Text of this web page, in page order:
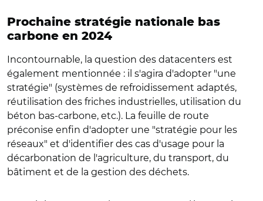
Prochaine stratégie nationale bas
carbone en 2024
Incontournable, la question des datacenters est
également mentionnée : il s'agira d'adopter "une
stratégie" (systèmes de refroidissement adaptés,
réutilisation des friches industrielles, utilisation du
béton bas-carbone, etc.). La feuille de route
préconise enfin d'adopter une "stratégie pour les
réseaux" et d'identifier des cas d'usage pour la
décarbonation de l'agriculture, du transport, du
bâtiment et de la gestion des déchets.